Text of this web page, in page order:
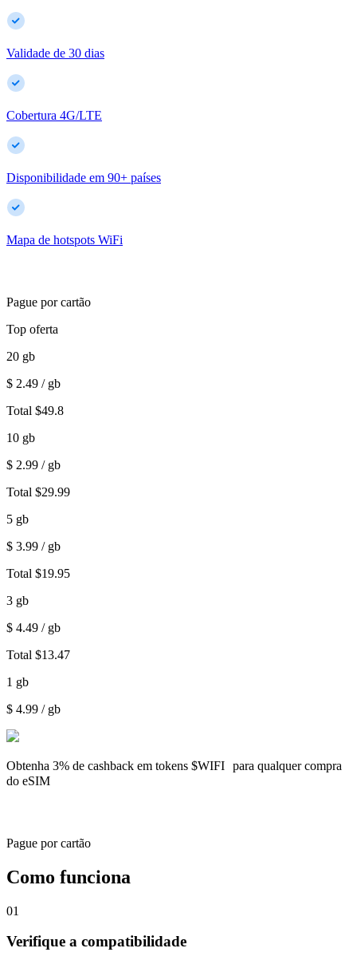
Validade de 30 dias
Cobertura 4G/LTE
Disponibilidade em 90+ países
Mapa de hotspots WiFi
Pague por cartão
Top oferta
20 gb
$ 2.49 / gb
Total $49.8
10 gb
$ 2.99 / gb
Total $29.99
5 gb
$ 3.99 / gb
Total $19.95
3 gb
$ 4.49 / gb
Total $13.47
1 gb
$ 4.99 / gb
Obtenha 3% de cashback em tokens $WIFI para qualquer compra
do eSIM
Pague por cartão
Como funciona
01
Verifique a compatibilidade